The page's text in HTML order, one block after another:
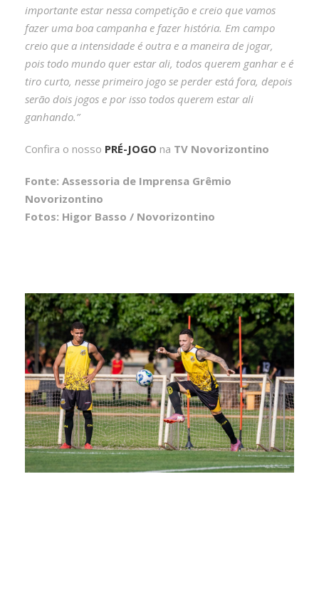
importante estar nessa competição e creio que vamos
fazer uma boa campanha e fazer história. Em campo
creio que a intensidade é outra e a maneira de jogar,
pois todo mundo quer estar ali, todos querem ganhar e é
tiro curto, nesse primeiro jogo se perder está fora, depois
serão dois jogos e por isso todos querem estar ali
ganhando.”
Confira o nosso PRÉ-JOGO na TV Novorizontino
Fonte: Assessoria de Imprensa Grêmio
Novorizontino
Fotos: Higor Basso / Novorizontino